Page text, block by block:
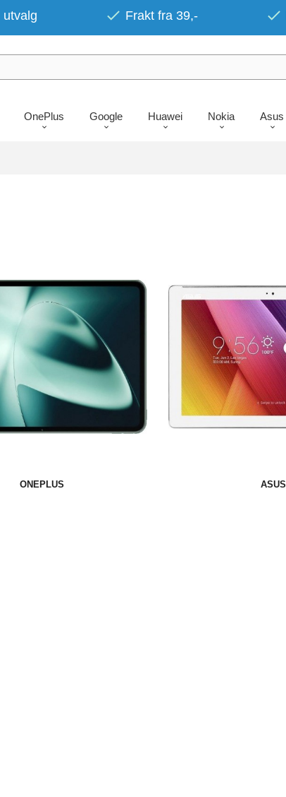
utvalg Frakt fra 39,-
OnePlus Google Huawei Nokia Asus
ONEPLUS ASUS